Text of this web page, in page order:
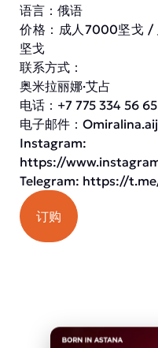
语言：俄语
价格：成人7000坚戈 /
坚戈
联系方式：
奥米拉丽娜·艾占
电话：+7 775 334 56 65
电子邮件：
Instagram:
https://
Telegram: https://
订购